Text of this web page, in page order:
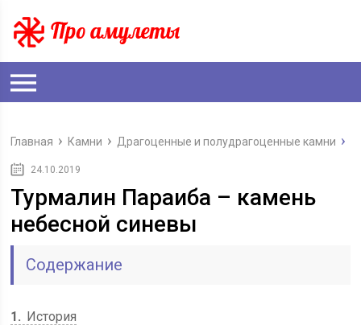
Главная Камни Драгоценные и полудрагоценные камни
24.10.2019
Турмалин Параиба – камень
небесной синевы
Содержание
1
История